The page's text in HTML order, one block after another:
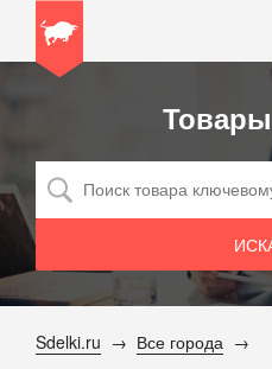
Sdelki.ru
Все города